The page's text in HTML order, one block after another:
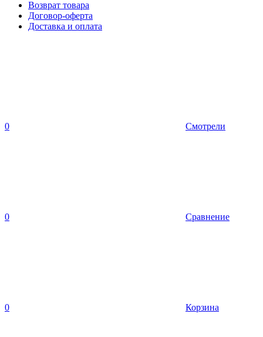
Возврат товара
Договор-оферта
Доставка и оплата
0 Смотрели
0 Сравнение
0 Корзина